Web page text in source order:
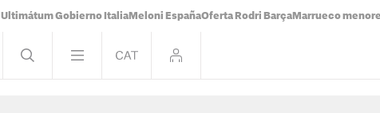
Ultimátum Gobierno Italia Meloni EspañaOferta Rodri Barça Marrueco